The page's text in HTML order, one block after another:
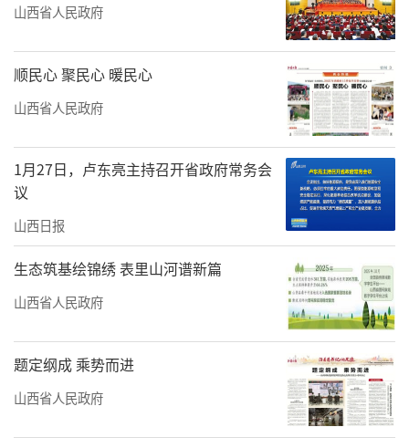
山西省人民政府
顺民心 聚民心 暖民心
山西省人民政府
1月27日，卢东亮主持召开省政府常务会
议
山西日报
生态筑基绘锦绣 表里山河谱新篇
山西省人民政府
题定纲成 乘势而进
山西省人民政府